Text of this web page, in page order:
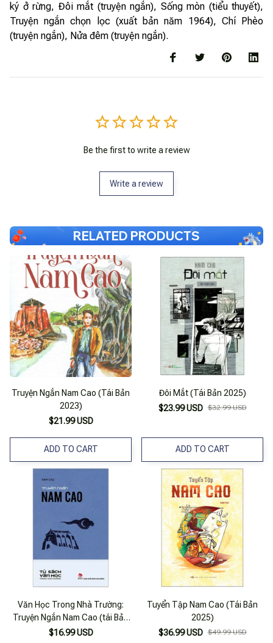
ký ở rừng, Đôi mắt (truyện ngắn), Sống mòn (tiểu thuyết),
Truyện ngắn chọn lọc (xuất bản năm 1964), Chí Phèo
(truyện ngắn), Nửa đêm (truyện ngắn).
Be the first to write a review
Write a review
RELATED PRODUCTS
Truyện Ngắn Nam Cao (Tái Bản
2023)
$21.99 USD
ADD TO CART
Đôi Mắt (Tái Bản 2025)
$23.99 USD $32.99 USD
ADD TO CART
Văn Học Trong Nhà Trường:
Truyện Ngắn Nam Cao (tái Bản
2019)
$16.99 USD
Tuyển Tập Nam Cao (Tái Bản
2025)
$36.99 USD $49.99 USD